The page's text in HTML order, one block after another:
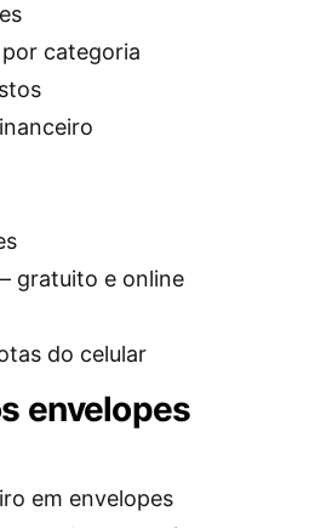
categoria
gratuito e online
do celular
envelopes
em envelopes